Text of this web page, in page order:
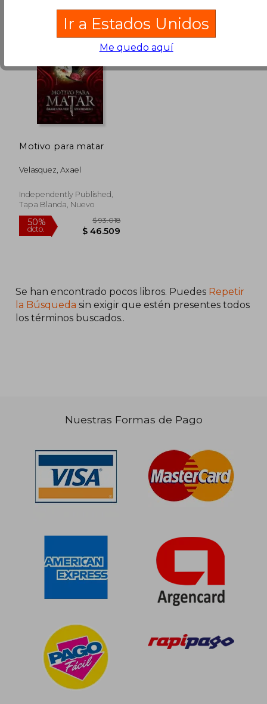
dcto.
Motivo para matar
Velasquez, Axael
Independently Published,
Tapa Blanda, Nuevo
50% $ 93.018
$ 46.509
Se han encontrado pocos libros. Puedes Repetir
la Búsqueda sin exigir que estén presentes todos
los términos buscados..
Nuestras Formas de Pago
Ir a Estados Unidos
Me quedo aquí